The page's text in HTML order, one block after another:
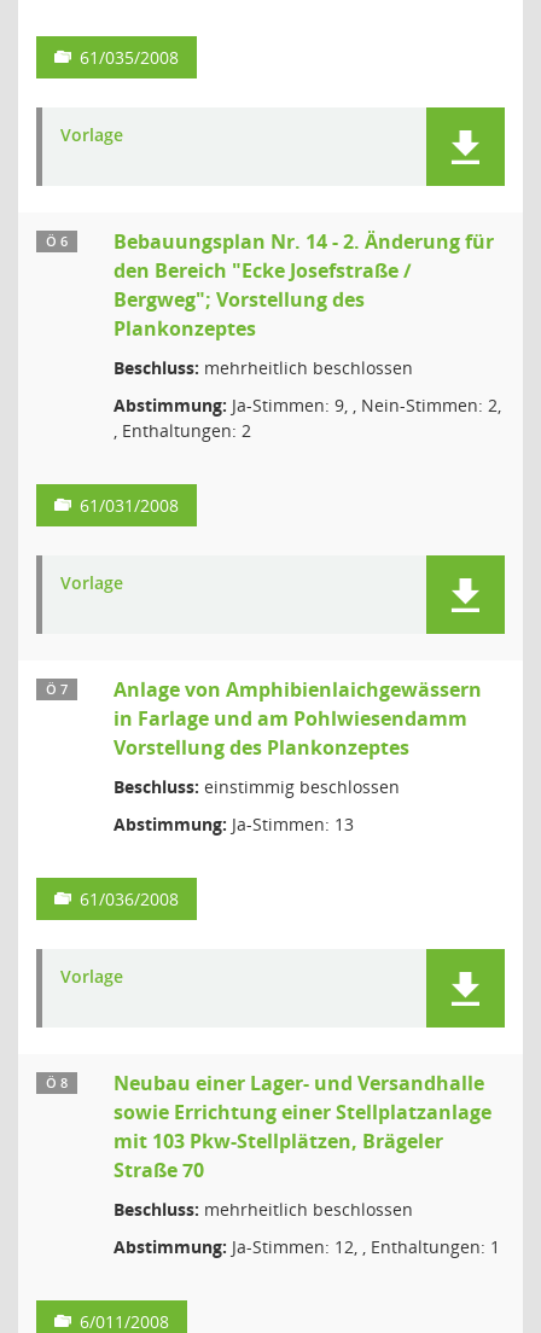
61/035/2008
Vorlage
Ö 6
Bebauungsplan Nr. 14 - 2. Änderung für
den Bereich "Ecke Josefstraße /
Bergweg"; Vorstellung des
Plankonzeptes
Beschluss: mehrheitlich beschlossen
Abstimmung: Ja-Stimmen: 9, , Nein-Stimmen: 2,
, Enthaltungen: 2
61/031/2008
Vorlage
Ö 7
Anlage von Amphibienlaichgewässern
in Farlage und am Pohlwiesendamm
Vorstellung des Plankonzeptes
Beschluss: einstimmig beschlossen
Abstimmung: Ja-Stimmen: 13
61/036/2008
Vorlage
Ö 8
Neubau einer Lager- und Versandhalle
sowie Errichtung einer Stellplatzanlage
mit 103 Pkw-Stellplätzen, Brägeler
Straße 70
Beschluss: mehrheitlich beschlossen
Abstimmung: Ja-Stimmen: 12, , Enthaltungen: 1
6/011/2008